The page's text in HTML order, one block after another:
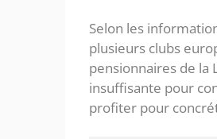
Selon les
plusieurs clubs
pensionnaires de la
insuffisante pour
profiter pour